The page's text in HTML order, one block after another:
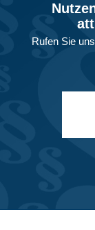
Rufen Sie